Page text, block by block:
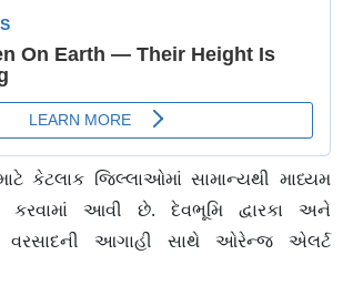
કેટલાક જિલ્લાઓમાં સામાન્યથી માધ્યમ
કરવામાં આવી છે. દેવભૂમિ દ્વારકા અને
વરસાદની આગાહી સાથે ઓરેન્જ એલર્ટ